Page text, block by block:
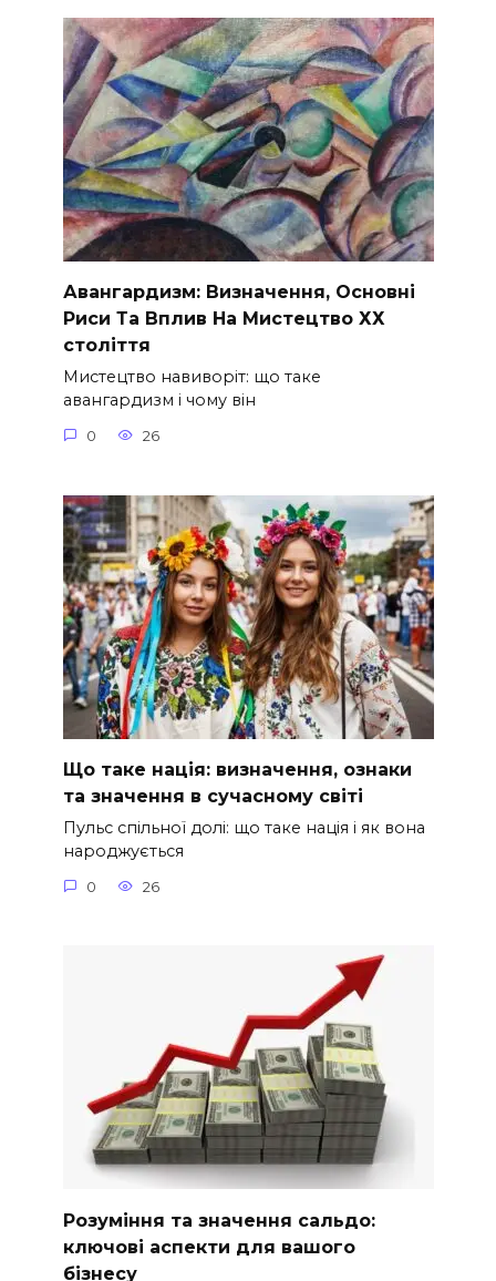
Авангардизм: Визначення, Основні
Риси Та Вплив На Мистецтво ХХ
століття
Мистецтво навиворіт: що таке
авангардизм і чому він
0 26
Що таке нація: визначення, ознаки
та значення в сучасному світі
Пульс спільної долі: що таке нація і як вона
народжується
0 26
Розуміння та значення сальдо:
ключові аспекти для вашого
бізнесу